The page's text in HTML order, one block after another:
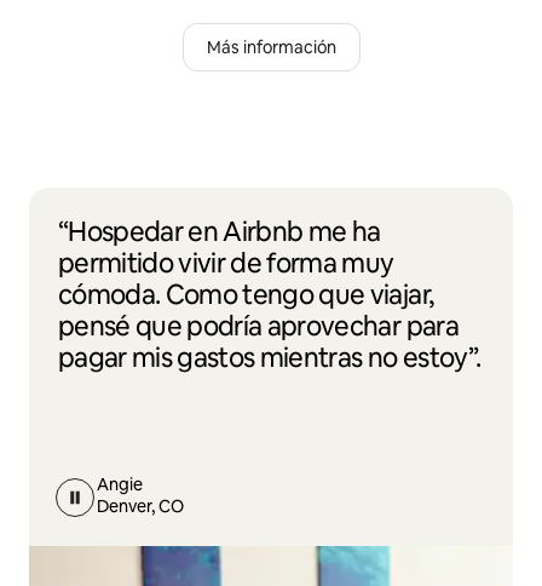
Más información
“Hospedar en Airbnb me ha
permitido vivir de forma muy
cómoda. Como tengo que viajar,
pensé que podría aprovechar para
pagar mis gastos mientras no estoy”.
Angie
Denver, CO